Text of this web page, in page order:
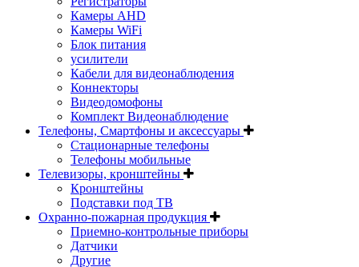
Камеры AHD
Камеры WiFi
Блок питания
усилители
Кабели для видеонаблюдения
Коннекторы
Видеодомофоны
Комплект Видеонаблюдение
Телефоны, Смартфоны и аксессуары
Стационарные телефоны
Телефоны мобильные
Телевизоры, кронштейны
Кронштейны
Подставки под ТВ
Охранно-пожарная продукция
Приемно-контрольные приборы
Датчики
Другие